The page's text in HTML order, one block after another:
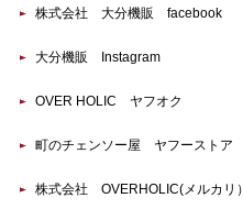
株式会社 大分機販 facebook
大分機販 Instagram
OVER HOLIC ヤフオク
町のチェンソー屋 ヤフーストア
株式会社 OVERHOLIC(メルカリ）